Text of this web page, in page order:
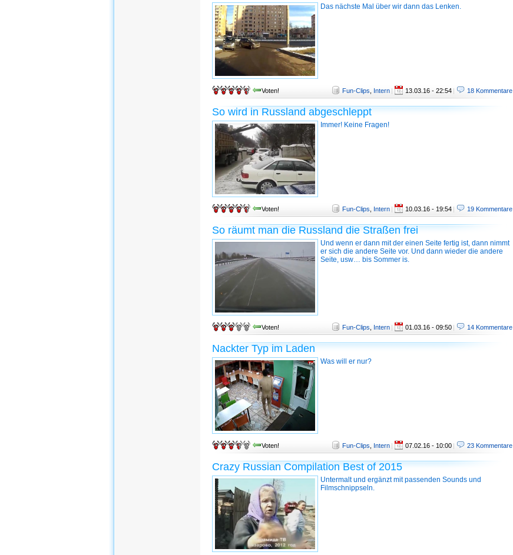
Das nächste Mal über wir dann das Lenken.
Voten! Fun-Clips Intern | 13.03.16 - 22:54 | 18 Kommentare
So wird in Russland abgeschleppt
Immer! Keine Fragen!
Voten! Fun-Clips Intern | 10.03.16 - 19:54 | 19 Kommentare
So räumt man die Russland die Straßen frei
Und wenn er dann mit der einen Seite fertig ist, dann nimmt
er sich die andere Seite vor. Und dann wieder die andere
Seite, usw… bis Sommer is.
Voten! Fun-Clips Intern | 01.03.16 - 09:50 | 14 Kommentare
Nackter Typ im Laden
Was will er nur?
Voten! Fun-Clips Intern | 07.02.16 - 10:00 | 23 Kommentare
Crazy Russian Compilation Best of 2015
Untermalt und ergänzt mit passenden Sounds und
Filmschnippseln.